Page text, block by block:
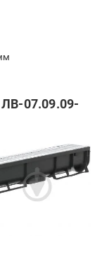
ЛВ-07.09.09-